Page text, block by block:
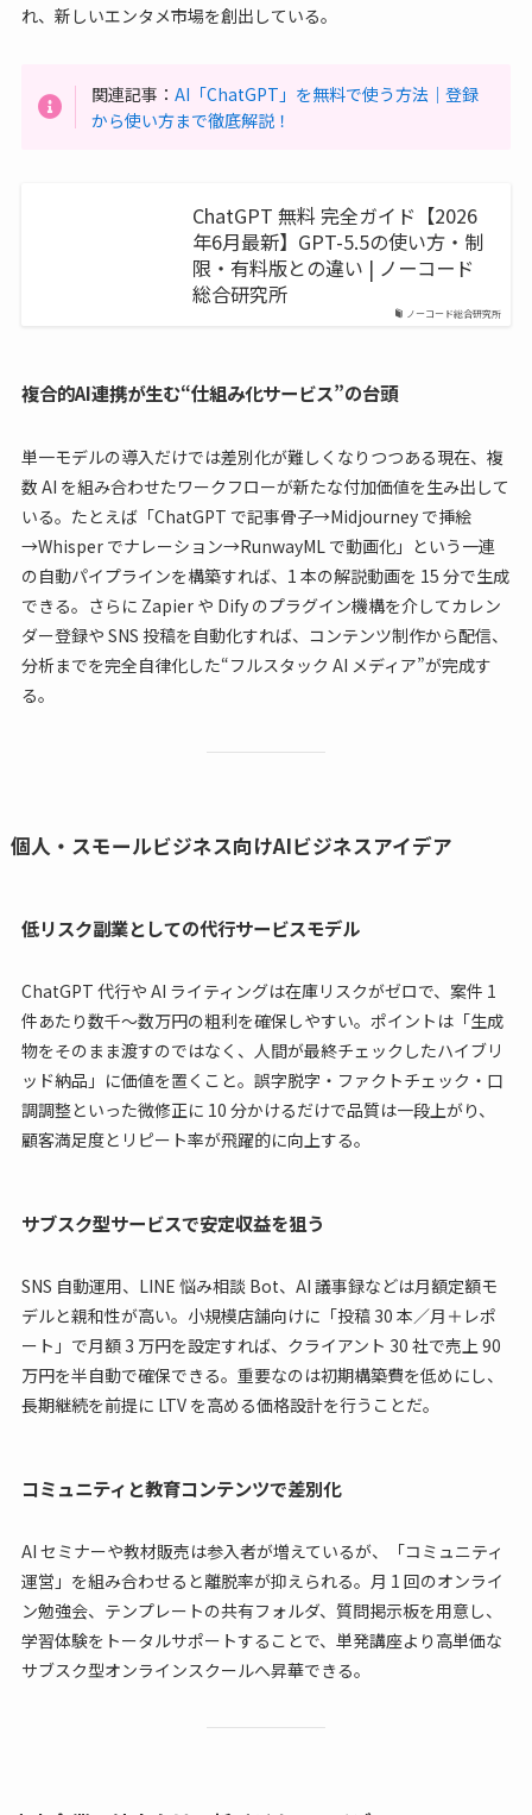
れ、新しいエンタメ市場を創出している。
関連記事：AI「ChatGPT」を無料で使う方法｜登録
から使い方まで徹底解説！
ノーコード総合研究所
ChatGPT 無料 完全ガイド【2026
年6月最新】GPT-5.5の使い方・制
限・有料版との違い | ノーコード
総合研究所
複合的AI連携が生む“仕組み化サービス”の台頭
単一モデルの導入だけでは差別化が難しくなりつつある現在、複
数 AI を組み合わせたワークフローが新たな付加価値を生み出して
いる。たとえば「ChatGPT で記事骨子→Midjourney で挿絵
→Whisper でナレーション→RunwayML で動画化」という一連
の自動パイプラインを構築すれば、1 本の解説動画を 15 分で生成
できる。さらに Zapier や Dify のプラグイン機構を介してカレン
ダー登録や SNS 投稿を自動化すれば、コンテンツ制作から配信、
分析までを完全自律化した“フルスタック AI メディア”が完成す
る。
個人・スモールビジネス向けAIビジネスアイデア
低リスク副業としての代行サービスモデル
ChatGPT 代行や AI ライティングは在庫リスクがゼロで、案件 1
件あたり数千〜数万円の粗利を確保しやすい。ポイントは「生成
物をそのまま渡すのではなく、人間が最終チェックしたハイブリ
ッド納品」に価値を置くこと。誤字脱字・ファクトチェック・口
調調整といった微修正に 10 分かけるだけで品質は一段上がり、
顧客満足度とリピート率が飛躍的に向上する。
サブスク型サービスで安定収益を狙う
SNS 自動運用、LINE 悩み相談 Bot、AI 議事録などは月額定額モ
デルと親和性が高い。小規模店舗向けに「投稿 30 本／月＋レポ
ート」で月額 3 万円を設定すれば、クライアント 30 社で売上 90
万円を半自動で確保できる。重要なのは初期構築費を低めにし、
長期継続を前提に LTV を高める価格設計を行うことだ。
コミュニティと教育コンテンツで差別化
AI セミナーや教材販売は参入者が増えているが、「コミュニティ
運営」を組み合わせると離脱率が抑えられる。月 1 回のオンライ
ン勉強会、テンプレートの共有フォルダ、質問掲示板を用意し、
学習体験をトータルサポートすることで、単発講座より高単価な
サブスク型オンラインスクールへ昇華できる。